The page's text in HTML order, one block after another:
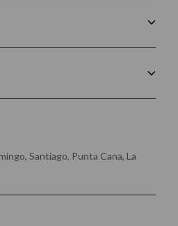
Santiago, Punta Cana, La